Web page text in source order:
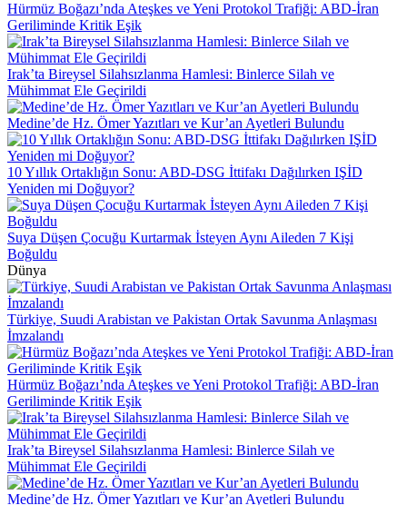
Hürmüz Boğazı’nda Ateşkes ve Yeni Protokol Trafiği: ABD-İran
Geriliminde Kritik Eşik
Irak’ta Bireysel Silahsızlanma Hamlesi: Binlerce Silah ve
Mühimmat Ele Geçirildi
Medine’de Hz. Ömer Yazıtları ve Kur’an Ayetleri Bulundu
10 Yıllık Ortaklığın Sonu: ABD-DSG İttifakı Dağılırken IŞİD
Yeniden mi Doğuyor?
Suya Düşen Çocuğu Kurtarmak İsteyen Aynı Aileden 7 Kişi
Boğuldu
Dünya
Türkiye, Suudi Arabistan ve Pakistan Ortak Savunma Anlaşması
İmzalandı
Hürmüz Boğazı’nda Ateşkes ve Yeni Protokol Trafiği: ABD-İran
Geriliminde Kritik Eşik
Irak’ta Bireysel Silahsızlanma Hamlesi: Binlerce Silah ve
Mühimmat Ele Geçirildi
Medine’de Hz. Ömer Yazıtları ve Kur’an Ayetleri Bulundu